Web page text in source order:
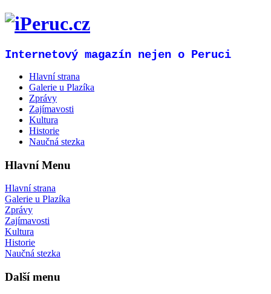
Internetový magazín nejen o Peruci
Hlavní strana
Galerie u Plazíka
Zprávy
Zajímavosti
Kultura
Historie
Naučná stezka
Hlavní Menu
Hlavní strana
Galerie u Plazíka
Zprávy
Zajímavosti
Kultura
Historie
Naučná stezka
Další menu